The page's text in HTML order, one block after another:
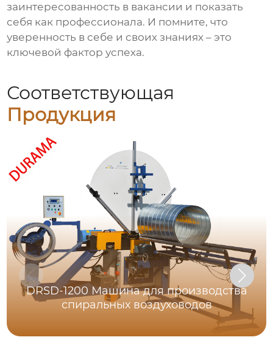
заинтересованность в вакансии и показать
себя как профессионала. И помните, что
уверенность в себе и своих знаниях – это
ключевой фактор успеха.
Соответствующая
Продукция
DRSD-1200 Машина для производства
спиральных воздуховодов